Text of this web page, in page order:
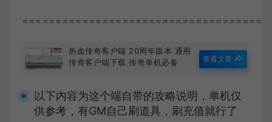
热血传奇客户端 20周年版本 通用
传奇客户端下载 传奇单机必备
查看文章
以下内容为这个端自带的攻略说明，单机仅
供参考，有GM自己刷道具，刷充值就行了